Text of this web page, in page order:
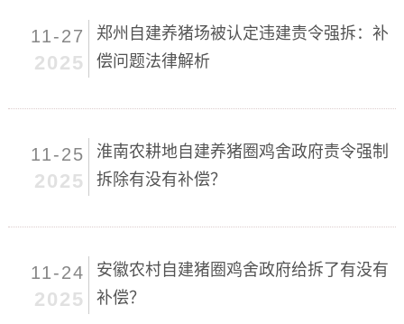
11-27
2025
郑州自建养猪场被认定违建责令强拆：补
偿问题法律解析
11-25
2025
淮南农耕地自建养猪圈鸡舍政府责令强制
拆除有没有补偿？
11-24
2025
安徽农村自建猪圈鸡舍政府给拆了有没有
补偿？